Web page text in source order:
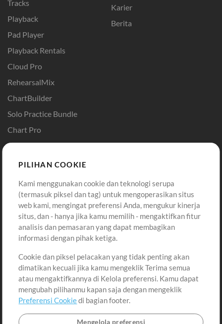
Tracks
Playback
Pad Player
Playback Rentals
Cloud Pro
RehearsalMix
ChartBuilder
Solo Practice Bundle
Chart Pro
Template ProPresenter
Sound
Karier
Berita
Pembelian
Beli Kredit
Konten Gratis
Permintaan Lagu
Lain-lain
Sesi
Kirimkan musik kamu
Playlist
MT Conference
Akun
Masuk
Daftar
Lihat Keranjang
PILIHAN COOKIE
Kami menggunakan cookie dan teknologi serupa
(termasuk piksel dan tag) untuk mengoperasikan situs
web kami, mengingat preferensi Anda, mengukur kinerja
situs, dan - hanya jika kamu memilih - mengaktifkan fitur
analisis dan pemasaran yang dapat membagikan
informasi dengan pihak ketiga.
Cookie dan piksel pelacakan yang tidak penting akan
dimatikan kecuali jika kamu mengeklik Terima semua
atau mengaktifkannya di Kelola preferensi. Kamu dapat
mengubah pilihanmu kapan saja dengan mengeklik
Preferensi Cookiedi bagian footer.
Mengelola preferensi